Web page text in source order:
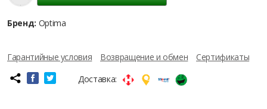
Бренд: Optima
Гарантийные условия Возвращение и обмен
Сертификаты
Доставка: